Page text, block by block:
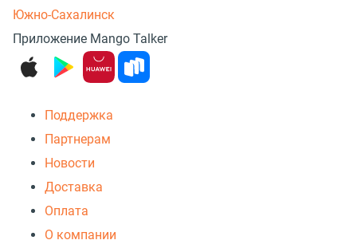
Южно-Сахалинск
Приложение Mango Talker
Поддержка
Партнерам
Новости
Доставка
Оплата
О компании